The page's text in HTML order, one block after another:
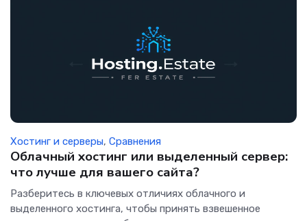
Хостинг и серверы, Сравнения
Облачный хостинг или выделенный сервер:
что лучше для вашего сайта?
Разберитесь в ключевых отличиях облачного и
выделенного хостинга, чтобы принять взвешенное